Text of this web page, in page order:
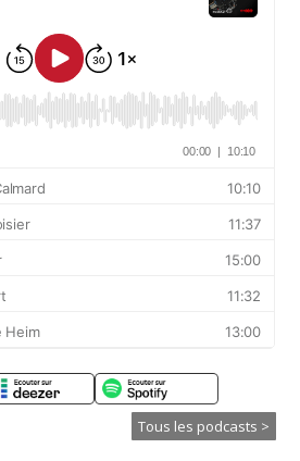
Tous les podcasts >